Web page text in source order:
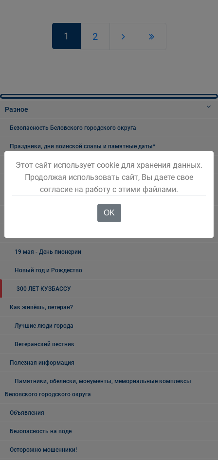
1 2
Разное
Безопасность Беловского городского округа
Праздники, дни воинской славы и памятные даты*
8 Марта - Международный женский день
23 февраля - день воинской славы России - День защитника
19 мая - День пионерии
Новый год и Рождество
300 ЛЕТ КУЗБАССУ
Как живёшь, ветеран?
Лучшие люди города
Ветеранский вестник
Полезная информация
Памятники, обелиски, монументы, мемориальные комплексы
Беловского городского округа
Объявления
Безопасность на воде
Осторожно мошенники!
Этот сайт использует cookie для хранения данных.
Продолжая использовать сайт, Вы даете свое
согласие на работу с этими файлами.
OK